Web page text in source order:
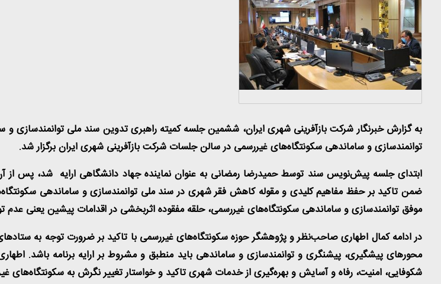
به گزارش خبرنگار شرکت بازآفرینی شهری ایران، ششمین جلسه کمیته راهبری تدوین سند ملی
توانمندسازی و ساماندهی سکونتگاه‌های غیررسمی در سالن جلسات شرکت بازآفرینی شهری ایران برگزار شد.
ابتدای جلسه پیش‌نویس سند توسط حمیدرضا رمضانی به عنوان نماینده جهاد دانشگاهی ارایه شد، پس از
موفق توانمندسازی و ساماندهی سکونتگاه‌های غیررسمی، حلقه مفقوده اثربخشی در اقدامات پیشین یعنی عدم
در ادامه کمال اطهاری صاحب‌نظر و پژوهشگر حوزه سکونتگاه‌های غیررسمی با تاکید بر ضرورت توجه به
محورهای پیشگیری، پیشنگری و توانمندسازی و ساماندهی باید منطبق و مشروط بر ارایه برنامه باشد.
شکوفایی، امنیت، رفاه و آسایش و بهره‌گیری از خدمات شهری تاکید و خواستار تغییر نگرش به سکونتگاه‌های